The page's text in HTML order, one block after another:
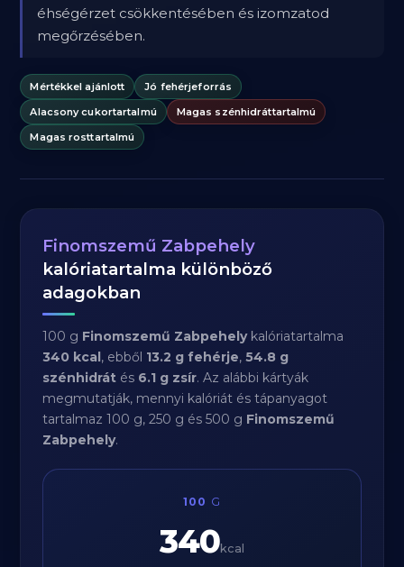
éhségérzet csökkentésében és izomzatod
megőrzésében.
Mértékkel ajánlott
Jó fehérjeforrás
Alacsony cukortartalmú
Magas szénhidráttartalmú
Magas rosttartalmú
Finomszemű Zabpehely
kalóriatartalma különböző
adagokban
100 g Finomszemű Zabpehelykalóriatartalma
340 kcal, ebből 13.2 g fehérje,54.8 g
szénhidrát és 6.1 g zsír. Az alábbi kártyák
megmutatják, mennyi kalóriát és tápanyagot
tartalmaz 100 g, 250 g és 500 g Finomszemű
Zabpehely.
100 G
340kcal